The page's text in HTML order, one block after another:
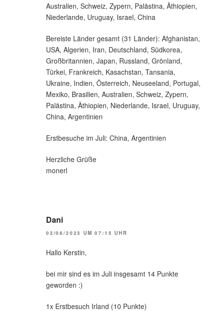
Australien, Schweiz, Zypern, Palästina, Äthiopien,
Niederlande, Uruguay, Israel, China
Bereiste Länder gesamt (31 Länder): Afghanistan,
USA, Algerien, Iran, Deutschland, Südkorea,
Großbritannien, Japan, Russland, Grönland,
Türkei, Frankreich, Kasachstan, Tansania,
Ukraine, Indien, Österreich, Neuseeland, Portugal,
Mexiko, Brasilien, Australien, Schweiz, Zypern,
Palästina, Äthiopien, Niederlande, Israel, Uruguay,
China, Argentinien
Erstbesuche im Juli: China, Argentinien
Herzliche Grüße
monerl
Dani
02/08/2023 UM 07:15 UHR
Hallo Kerstin,
bei mir sind es im Juli insgesamt 14 Punkte
geworden :)
1x Erstbesuch Irland (10 Punkte)